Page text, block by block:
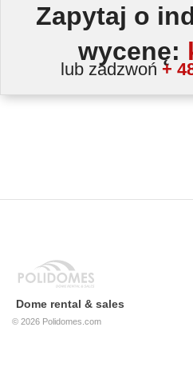
Zapytaj o
wycenę:
lub zadzwoń +
Dome rental & sales
© 2026 Polidomes.com